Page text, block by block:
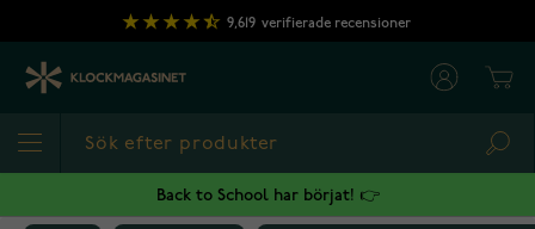
Hoppa till innehållet
9,619 verifierade recensioner
Back to School har börjat! 👉